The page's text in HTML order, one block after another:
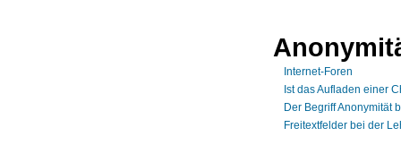
Internet-Foren
Ist das Aufladen einer
Der Begriff Anonymität
Freitextfelder bei der